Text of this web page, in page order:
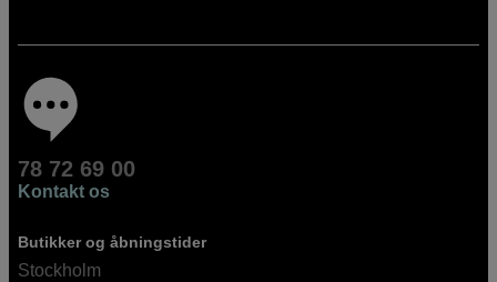
78 72 69 00
Kontakt os
Butikker og åbningstider
Stockholm